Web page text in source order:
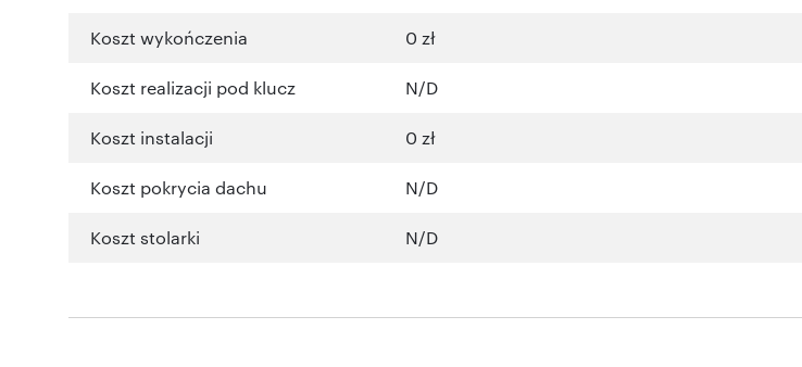
Koszt wykończenia 0 zł
Koszt realizacji pod klucz N/D
Koszt instalacji 0 zł
Koszt pokrycia dachu N/D
Koszt stolarki N/D